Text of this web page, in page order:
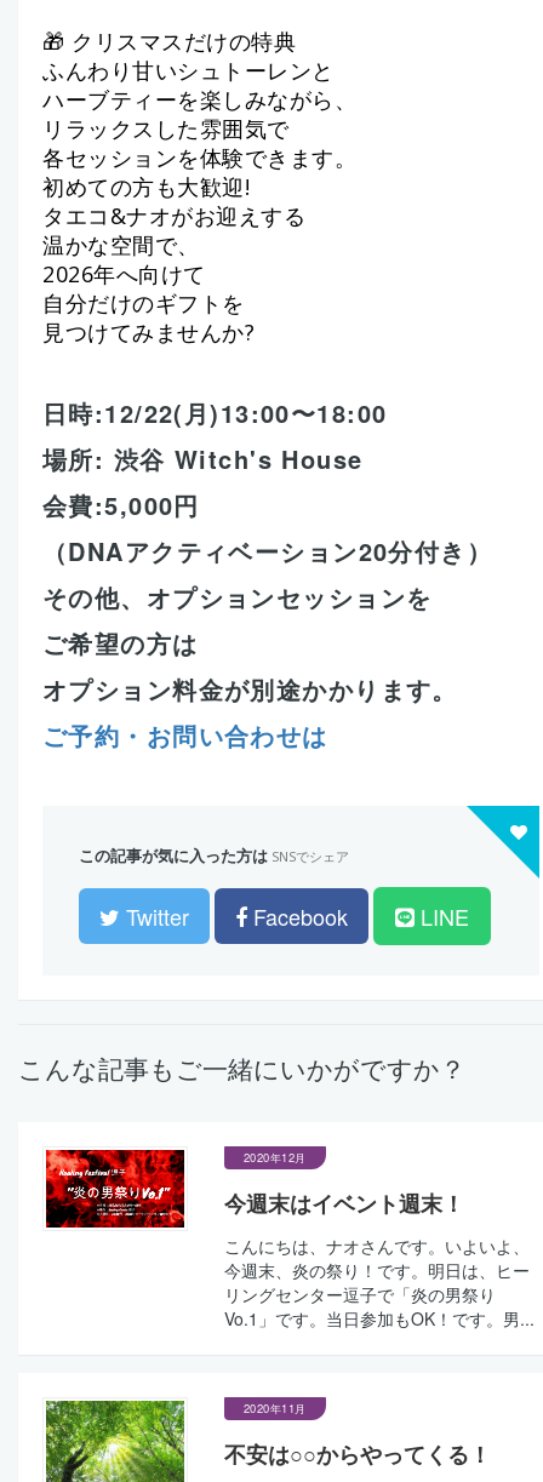
🎁 クリスマスだけの特典
ふんわり甘いシュトーレンと
ハーブティーを楽しみながら、
リラ ックスした雰囲気で
各セッションを体験できます。
初めての方も大歓迎!
タエコ&ナオがお迎えする
温かな空間で、
2026年へ向けて
自分だけのギフトを
見つけてみませんか?
日時:12/22(月)13:00〜18:00
場所: 渋谷 Witch's House
会費:5,000円
（DNAアクティベーション20分付き）
その他、オプションセッションを
ご希望の方は
オプション料金が別途かかります。
ご予約・お問い合わせは
この記事が気に入った方は SNSでシェア
Twitter Facebook LINE
こんな記事もご一緒にいかがですか？
2020年12月
今週末はイベント週末！
こんにちは、ナオさんです。いよいよ、
今週末、炎の祭り！です。明日は、ヒー
リングセンター逗子で「炎の男祭り
Vo.1」です。当日参加もOK！です。男...
2020年11月
不安は○○からやってくる！